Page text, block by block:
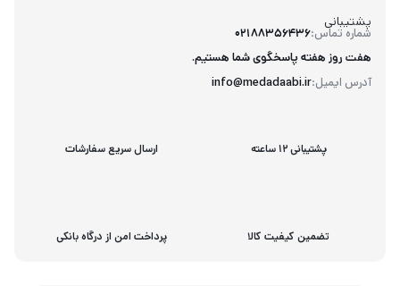
پشتیبانی
شماره تماس:02188356436
آدرس ایمیل:info@medadaabi.ir
هفت روز هفته پاسخگوی شما هستیم.
پشتیبانی 12 ساعته ارسال سریع سفارشات
تضمین کیفیت کالا پرداخت امن از درگاه بانکی